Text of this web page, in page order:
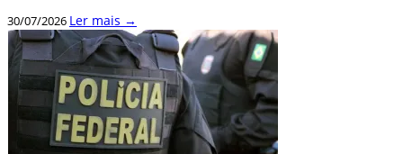
30/07/2026 Ler mais →